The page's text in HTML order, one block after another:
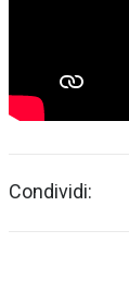
Condividi: